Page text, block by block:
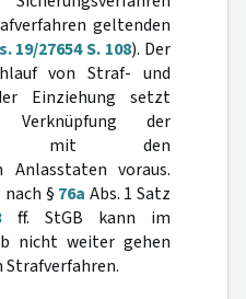
geltenden
19/27654 S. 108). Der
von Straf- und
Einziehung setzt
der
mit den
Anlasstaten voraus.
§ 76a Abs. 1 Satz
ff. StGB kann im
nicht weiter gehen
Strafverfahren.